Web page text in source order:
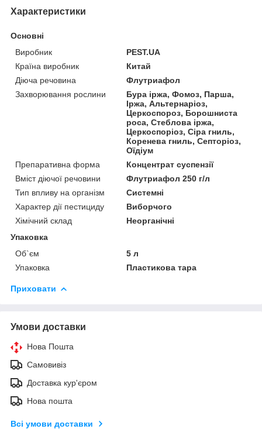
Характеристики
Основні
Виробник
PEST.UA
Країна виробник
Китай
Діюча речовина
Флутриафол
Захворювання рослини
Бура іржа, Фомоз, Парша,
Іржа, Альтернаріоз,
Церкоспороз, Борошниста
роса, Стеблова іржа,
Церкоспоріоз, Сіра гниль,
Коренева гниль, Септоріоз,
Оїдіум
Препаративна форма
Концентрат суспензії
Вміст діючої речовини
Флутриафол 250 г/л
Тип впливу на організм
Системні
Характер дії пестициду
Виборчого
Хімічний склад
Неорганічні
Упаковка
Об`єм
5 л
Упаковка
Пластикова тара
Приховати
Умови доставки
Нова Пошта
Самовивіз
Доставка кур'єром
Нова пошта
Всі умови доставки